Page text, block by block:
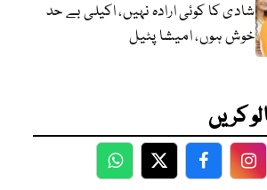
شادی کا کوئی ارادہ نہیں، اکیلی بے حد
خوش ہوں، امیشا پٹیل
کریں
WhatsApp
TwitterFacebook